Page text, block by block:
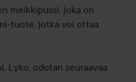
meikkipussi, joka on
tuote, jotka voi ottaa
Lyko, odotan seuraavaa